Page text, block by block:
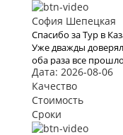
София Шепецкая
Спасибо за Тур в
Уже дважды
оба раза все
маленьким
особенно
всех
виз и такое
Дата: 2026-08-06
Качество
Стоимость
Сроки